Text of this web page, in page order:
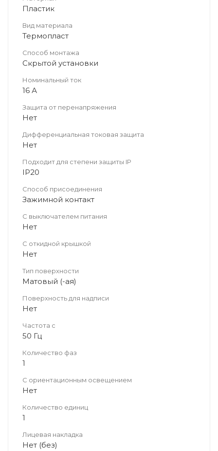
Пластик
Вид материала
Термопласт
Способ монтажа
Скрытой установки
Номинальный ток
16 А
Защита от перенапряжения
Нет
Дифференциальная токовая защита
Нет
Подходит для степени защиты IP
IP20
Способ присоединения
Зажимной контакт
С выключателем питания
Нет
С откидной крышкой
Нет
Тип поверхности
Матовый (-ая)
Поверхность для надписи
Нет
Частота с
50 Гц
Количество фаз
1
С ориентационным освещением
Нет
Количество единиц
1
Лицевая накладка
Нет (без)